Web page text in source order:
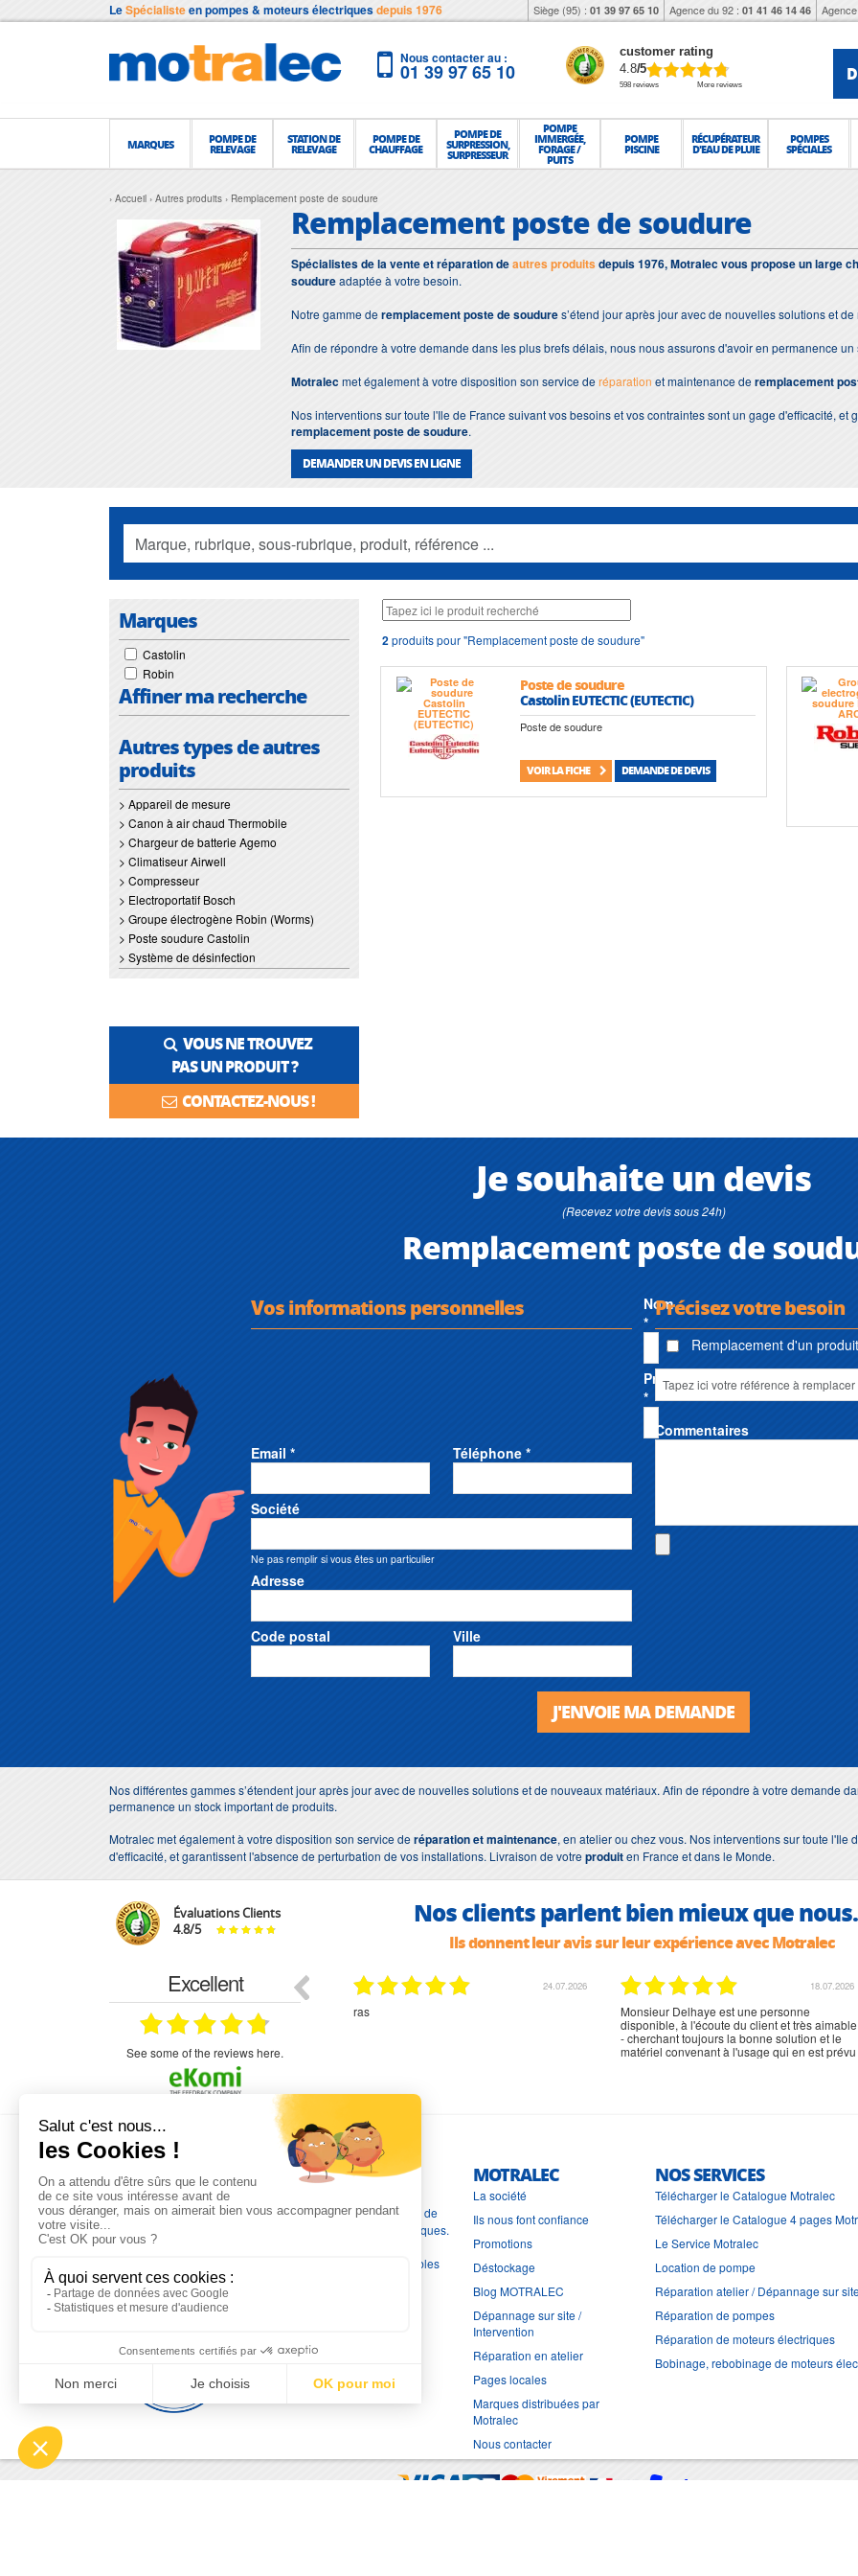
LeSpécialisteen pompes & moteurs électriquesdepuis 1976 Siège (95) : 01 39 97 65 10 Agence du 92 : 01 41 46 14 46
Nous contacter au :
01 39 97 65 10
customer rating
4.8/5
598 reviews More reviews
MARQUES POMPE DE
RELEVAGE
STATION DE
RELEVAGE
POMPE DE
CHAUFFAGE
POMPE DE
SURPRESSION,
SURPRESSEUR
POMPE
IMMERGÉE,
FORAGE /
PUITS
POMPE
PISCINE
RÉCUPÉRATEUR
D'EAU DE PLUIE
POMPES
SPÉCIALES
Accueil Autres produits Remplacement poste de soudure
Remplacement poste de soudure
Spécialistes de la vente et réparation deautres produitsdepuis 1976, Motralec vous propose un large
soudureadaptée à votre besoin.
Notre gamme deremplacement poste de soudures’étend jour après jour avec de nouvelles solutions et
Afin de répondre à votre demande dans les plus brefs délais, nous nous assurons d'avoir en permanence
Motralecmet également à votre disposition son service deréparation et maintenance deremplacement
Nos interventions sur toute l'Ile de France suivant vos besoins et vos contraintes sont un gage d'efficacité,
remplacement poste de soudure.
DEMANDER UN DEVIS EN LIGNE
Marques
Castolin
Robin
Affiner ma recherche
Autres types de autres
produits
> Appareil de mesure
> Canon à air chaud Thermobile
> Chargeur de batterie Agemo
> Climatiseur Airwell
> Compresseur
> Electroportatif Bosch
> Groupe électrogène Robin (Worms)
> Poste soudure Castolin
> Système de désinfection
VOUS NE TROUVEZ
PAS UN PRODUIT ?
CONTACTEZ-NOUS !
2produits pour "Remplacement poste de soudure"
Poste de soudure
Castolin EUTECTIC (EUTECTIC)
Poste de soudure
VOIR LA FICHE DEMANDE DE DEVIS
Je souhaite un devis
(Recevez votre devis sous 24h)
Remplacement poste de
Vos informations personnelles
Nom
*
Prénom
*
Email * Téléphone *
Société
Ne pas remplir si vous êtes un particulier
Adresse
Code postal Ville
Précisez votre besoin
Remplacement d'un
Commentaires
J'ENVOIE MA DEMANDE
Nos différentes gammes s’étendent jour après jour avec de nouvelles solutions et de nouveaux matériaux. Afin de répondre à votre demande
permanence un stock important de produits.
Motralec met également à votre disposition son service deréparation et maintenance, en atelier ou chez vous. Nos interventions sur toute
d'efficacité, et garantissent l'absence de perturbation de vos installations. Livraison de votreproduiten France et dans le Monde.
Évaluations Clients
4.8/5 Nos clients parlent bien mieux que
Ils donnent leur avis sur leur expérience avec Motralec
Excellent
see some of the reviews here.
07.07.2026
bien rien a dire .what else
02.07.2026
RAS
02.07.2026
rien à signaler, très content
L'EXPERTISE MOTRALEC
Depuis 1976, nous sommes
Franceen pompes de relevage, station de relevage, pompe de
chauffage, suppression, forage, immergée et moteurs électriques.
Nous assurons
, tout en travaillant avec les marques les plus fiables
du marché.
MOTRALEC
La société
Ils nous font confiance
Promotions
Déstockage
Blog MOTRALEC
Dépannage sur site /
Intervention
Réparation en atelier
Pages locales
Marques distribuées par
Motralec
Nous contacter
NOS SERVICES
Télécharger le Catalogue Motralec
Télécharger le Catalogue 4 pages
Le Service Motralec
Location de pompe
Réparation atelier / Dépannage sur
Réparation de pompes
Réparation de moteurs électriques
Bobinage, rebobinage de moteurs